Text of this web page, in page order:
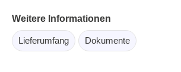
Weitere Informationen
Lieferumfang Dokumente